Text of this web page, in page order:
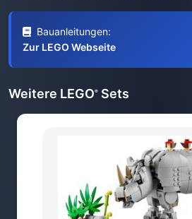
Bauanleitungen:
Zur LEGO Webseite
Weitere LEGO® Sets